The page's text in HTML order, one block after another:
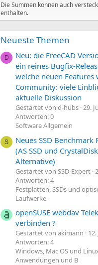
Die Summen können auch
enthalten.
Neueste Themen
D
Neu: die FreeCAD
ein reines Bugfix-
welche neuen Features
Community: viele
aktuelle Diskussion
Gestartet von d-hubs 29.
Antworten: 0
Software Allgemein
S
Neues SSD Benchmark
(AS SSD und
Alternative)
Gestartet von SSD-Expert
Antworten: 4
Festplatten, SSDs und
Laufwerke
openSUSE webdav
verbinden ?
Gestartet von akimann
Antworten: 4
Windows, Mac OS und
Anwendungen und B